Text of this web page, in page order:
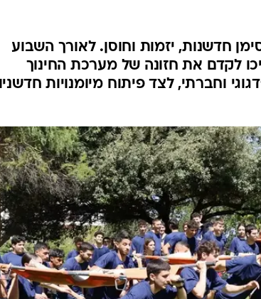
חדשנות, יזמות וחוסן. לאורך השבוע
לקדם את חזונה של מערכת החינוך
וחברתי, לצד פיתוח מיומנויות